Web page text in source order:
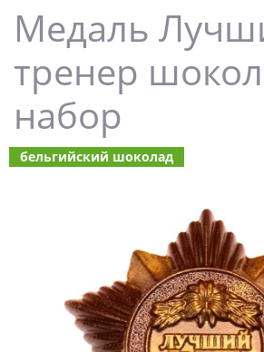
Медаль
тренер
набор
бельгийский шоколад